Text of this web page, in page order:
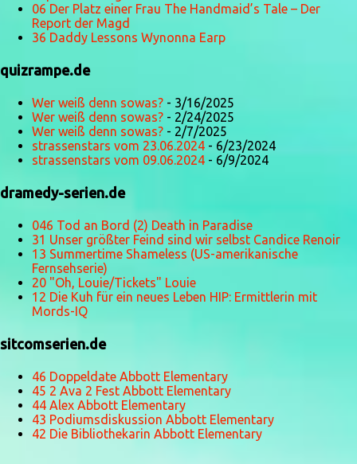
06 Der Platz einer Frau The Handmaid’s Tale – Der
Report der Magd
36 Daddy Lessons Wynonna Earp
quizrampe.de
Wer weiß denn sowas? - 3/16/2025
Wer weiß denn sowas? - 2/24/2025
Wer weiß denn sowas? - 2/7/2025
strassenstars vom 23.06.2024 - 6/23/2024
strassenstars vom 09.06.2024 - 6/9/2024
dramedy-serien.de
046 Tod an Bord (2) Death in Paradise
31 Unser größter Feind sind wir selbst Candice Renoir
13 Summertime Shameless (US-amerikanische
Fernsehserie)
20 "Oh, Louie/Tickets" Louie
12 Die Kuh für ein neues Leben HIP: Ermittlerin mit
Mords-IQ
sitcomserien.de
46 Doppeldate Abbott Elementary
45 2 Ava 2 Fest Abbott Elementary
44 Alex Abbott Elementary
43 Podiumsdiskussion Abbott Elementary
42 Die Bibliothekarin Abbott Elementary